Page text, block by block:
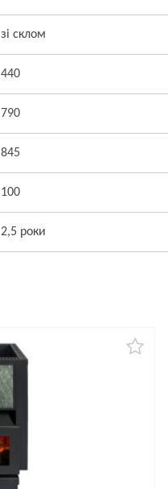
зі склом
440
790
845
100
2,5 роки